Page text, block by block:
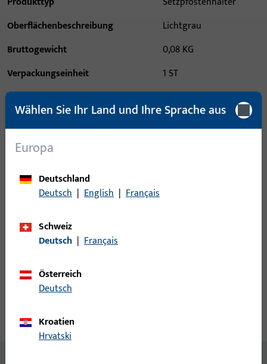
Oberflächenbeschreibung
Lichtgrau
Bruttogewicht
0,08 KG
Verpackungseinheit
1 ST
Mindestbestelleinheit
Anmeldung
Preisinformation zu erhalten oder Artikel zu bestellen
Produktbeschreibung
Technische Daten
Wählen Sie Ihr Land und Ihre Sprache aus
Europa
Deutschland
Deutsch | English | Français
Schweiz
Deutsch | Français
Österreich
Deutsch
Kroatien
Hrvatski